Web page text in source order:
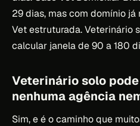
29 dias, mas com domínio já
Vet estruturada. Veterinário
calcular janela de 90 a 180
Veterinário solo
nenhuma agência
Sim, e é o caminho que